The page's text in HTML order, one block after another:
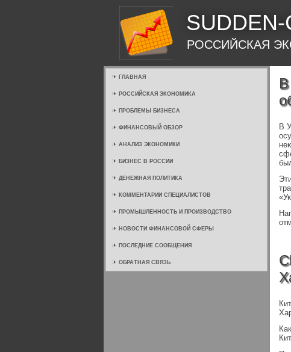
РОССИЙСКАЯ
ГЛАВНАЯ
РОССИЙСКАЯ ЭКОНОМИКА
ПРОБЛЕМЫ БИЗНЕСА
ФИНАНСОВЫЙ ОБЗОР
АНАЛИЗ ЭКОНОМИКИ
БИЗНЕС В РОССИИ
ДЕНЕЖНАЯ ПОЛИТИКА
КОММЕНТАРИИ СПЕЦИАЛИСТОВ
ПРОМЫШЛЕННОСТЬ И ПРОИЗВОДСТВО
НОВОСТИ ФИНАНСОВОЙ СФЕРЫ
ПОСЛЕДНИЕ СООБЩЕНИЯ
ОБРАТНАЯ СВЯЗЬ
В
В